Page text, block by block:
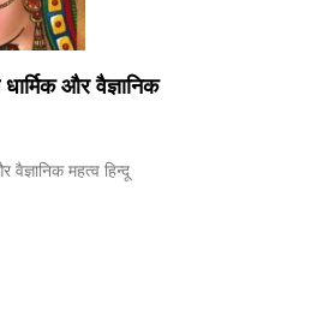
और वैज्ञानिक
महत्व हिन्दू